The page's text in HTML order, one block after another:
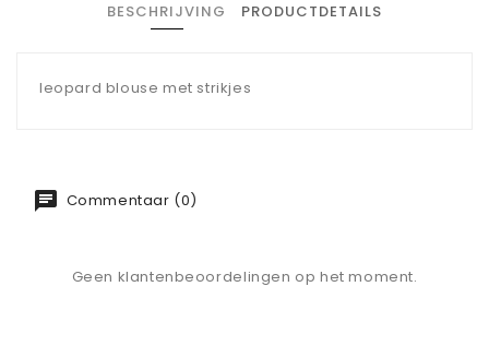
BESCHRIJVING PRODUCTDETAILS
leopard blouse met strikjes
Commentaar (0)
Geen klantenbeoordelingen op het moment.